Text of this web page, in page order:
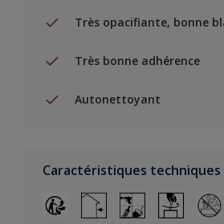
Très opacifiante, bonne
Très bonne adhérence
Autonettoyant
Caractéristiques techniques